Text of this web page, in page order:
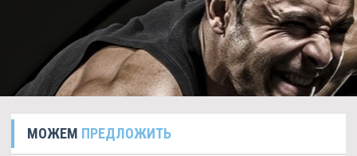
МОЖЕМ ПРЕДЛОЖИТЬ